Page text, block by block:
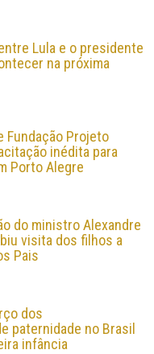
Lula e o presidente
na próxima
Fundação Projeto
inédita para
Porto Alegre
do ministro Alexandre
visita dos filhos a
Pais
dos
paternidade no Brasil
infância